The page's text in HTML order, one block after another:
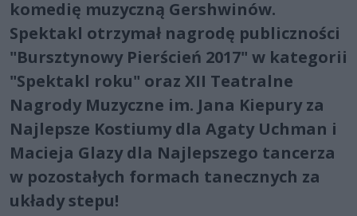
komedię muzyczną Gershwinów.
Spektakl otrzymał nagrodę publiczności
"Bursztynowy Pierścień 2017" w kategorii
"Spektakl roku" oraz XII Teatralne
Nagrody Muzyczne im. Jana Kiepury za
Najlepsze Kostiumy dla Agaty Uchman i
Macieja Glazy dla Najlepszego tancerza
w pozostałych formach tanecznych za
układy stepu!